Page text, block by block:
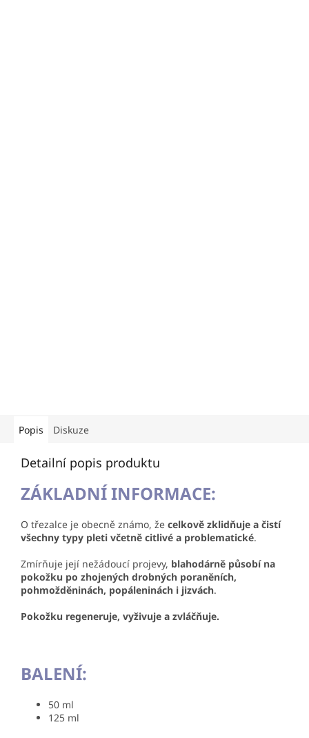
Popis Diskuze
Detailní popis produktu
ZÁKLADNÍ INFORMACE:
O třezalce je obecně známo, že celkově zklidňuje a čistí
všechny typy pleti včetně citlivé a problematické.
Zmírňuje její nežádoucí projevy, blahodárně působí na
pokožku po zhojených drobných poraněních,
pohmožděninách, popáleninách i jizvách.
Pokožku regeneruje, vyživuje a zvláčňuje.
BALENÍ:
50 ml
125 ml